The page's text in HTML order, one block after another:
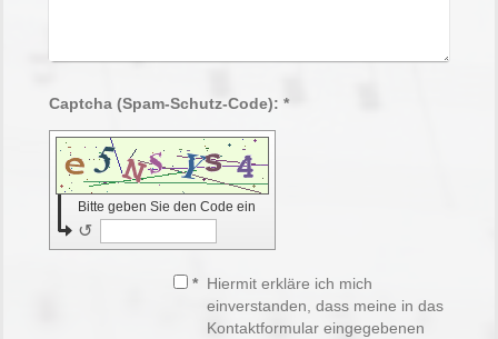
Captcha (Spam-Schutz-Code): *
Bitte geben Sie den Code ein
↺
* Hiermit erkläre ich mich
einverstanden, dass meine in das
Kontaktformular eingegebenen